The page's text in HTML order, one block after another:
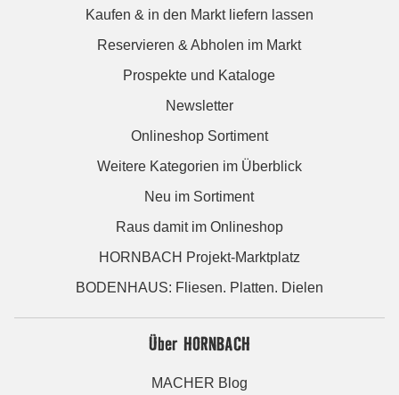
Kaufen & in den Markt liefern lassen
Reservieren & Abholen im Markt
Prospekte und Kataloge
Newsletter
Onlineshop Sortiment
Weitere Kategorien im Überblick
Neu im Sortiment
Raus damit im Onlineshop
HORNBACH Projekt-Marktplatz
BODENHAUS: Fliesen. Platten. Dielen
Über HORNBACH
MACHER Blog